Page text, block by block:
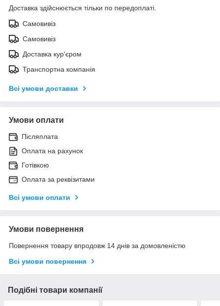
Доставка здійснюється тільки по передоплаті.
Самовивіз
Самовивіз
Доставка кур'єром
Транспортна компанія
Всі умови доставки
Умови оплати
Післяплата
Оплата на рахунок
Готівкою
Оплата за реквізитами
Всі умови оплати
Умови повернення
Повернення товару впродовж 14 днів за домовленістю
Всі умови повернення
Подібні товари компанії